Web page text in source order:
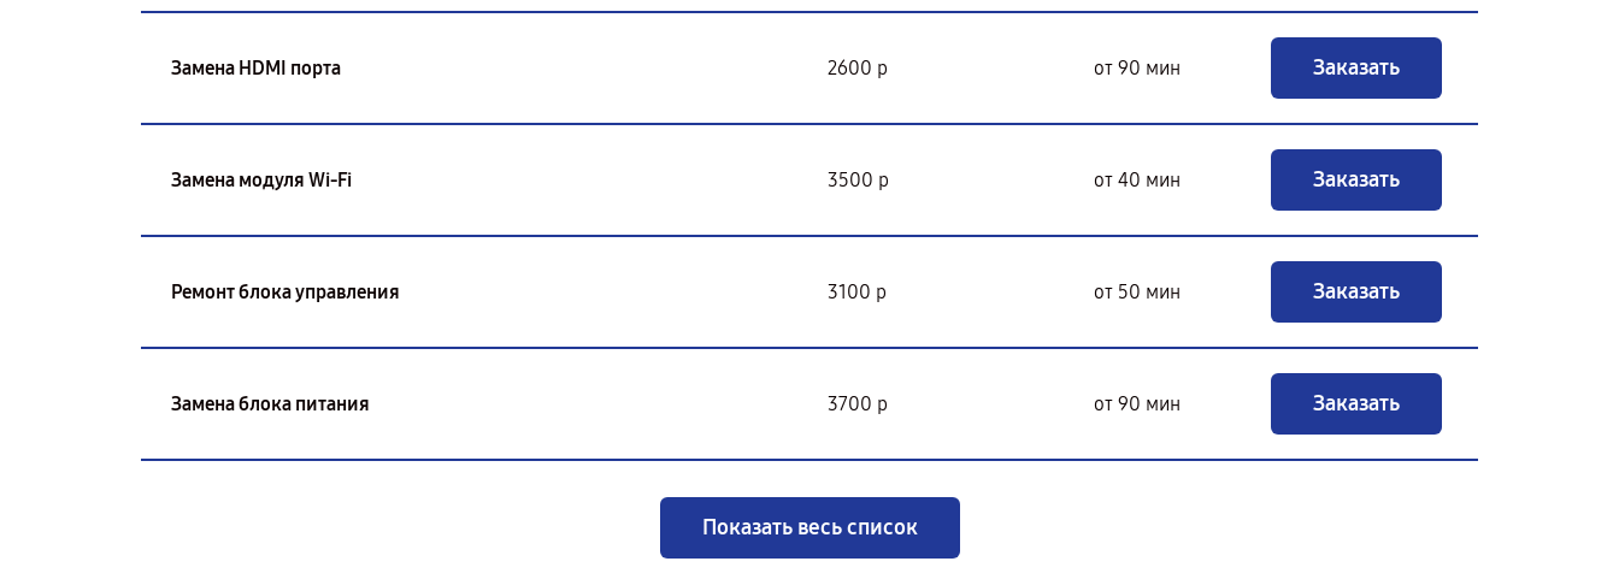
Замена HDMI порта 2600 р от 90 мин Заказать
Замена модуля Wi-Fi 3500 р от 40 мин Заказать
Ремонт блока управления 3100 р от 50 мин Заказать
Замена блока питания 3700 р от 90 мин Заказать
Показать весь список